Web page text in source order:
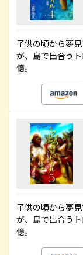
子供の頃から夢
が、島で出合う
憶。
子供の頃から夢
が、島で出合う
憶。